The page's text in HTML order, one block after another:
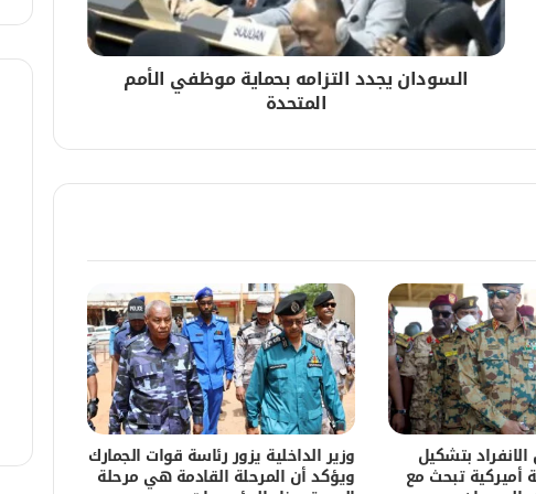
السودان يجدد التزامه بحماية موظفي الأمم
المتحدة
بتشكيل
أميركية تبحث مع
وزير الداخلية يزور رئاسة قوات الجمارك
ويؤكد أن المرحلة القادمة هي مرحلة